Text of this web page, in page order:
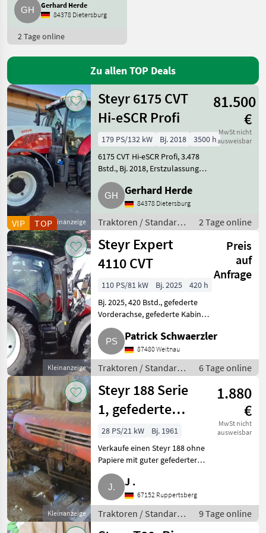
John Deere
Fendt
Claas
Massey Ferguson
Alle 48
anzeigen
MARKTPLATZ
Marktplatz Händlerangebote Kleinanzeigen
Gerhard Herde
84378 Dietersburg
2 Tage online
Zu allen TOP Deals
Kleinanzeige
VIP TOP
Steyr 6175 CVT
Hi-eSCR Profi
81.500
€
MwSt nicht
ausweisbar
179 PS/132 kW Bj. 2018
3500 h
6175 CVT Hi-eSCR Profi, 3.478
Bstd., Bj. 2018, Erstzulassung
08/2018, Bereifung vorne
540/65 R 28, Bereifung hinten
650/65 R 38, stufenloses
Gerhard Herde
84378 Dietersburg
Traktoren / Standard
Traktoren
2 Tage online
Kleinanzeige
Steyr Expert
4110 CVT
Preis
auf
Anfrage
110 PS/81 kW Bj. 2025
420 h
Bj. 2025, 420 Bstd., gefederte
Vorderachse, gefederte Kabine,
Klimaanlage, 3 Heck-Stg., 2 el.
Mittelachs-Stg., Quicke
Frontlader X4S, 3. Steuerkreis,
Multikuppler, B
Patrick Schwaerzler
87480 Weitnau
Traktoren / Standard
Traktoren
6 Tage online
Kleinanzeige
Steyr 188 Serie
1, gefederte
Achse, kein
Typenschein
1.880
€
MwSt nicht
ausweisbar
28 PS/21 kW
Bj. 1961
Verkaufe einen Steyr 188 ohne
Papiere mit guter gefederter
Achse. Der Traktor läuft, springt
aber schlecht an. Keine
Lampen. Bastler-Traktor. Der
Traktor steht in Gr
J .
67152 Ruppertsberg
Traktoren / Standard
Traktoren
9 Tage online